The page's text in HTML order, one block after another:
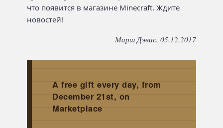
что появится в магазине Minecraft. Ждите
новостей!
Марш Дэвис, 05.12.2017
A free gift every day, from
December 21st, on
Marketplace